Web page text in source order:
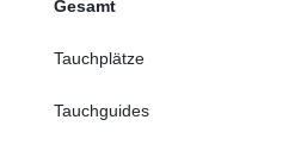
Gesamt
Tauchplätze
Tauchguides